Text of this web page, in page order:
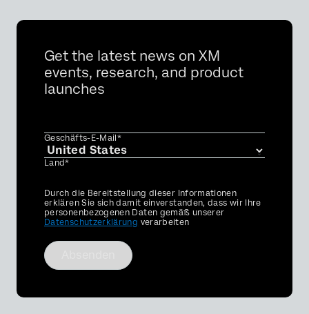
Get the latest news on XM
events, research, and product
launches
Geschäfts-E-Mail*
Land*
Privacy
Optin
Durch die Bereitstellung dieser Informationen
erklären Sie sich damit einverstanden, dass wir Ihre
personenbezogenen Daten gemäß unserer
Datenschutzerklärung verarbeiten